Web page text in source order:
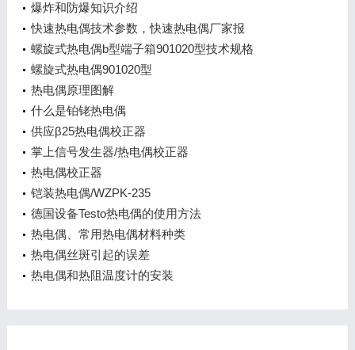
爆炸和防爆知识介绍
快速热电偶技术参数，快速热电偶厂家报
螺旋式热电偶b型端子箱901020型技术规格
螺旋式热电偶901020型
热电偶原理图解
什么是铂铑热电偶
供应β25热电偶校正器
掌上信号发生器/热电偶校正器
热电偶校正器
铠装热电偶/WZPK-235
德国设备Testo热电偶的使用方法
热电偶、常用热电偶材料种类
热电偶丝斑引起的误差
热电偶和热阻温度计的安装